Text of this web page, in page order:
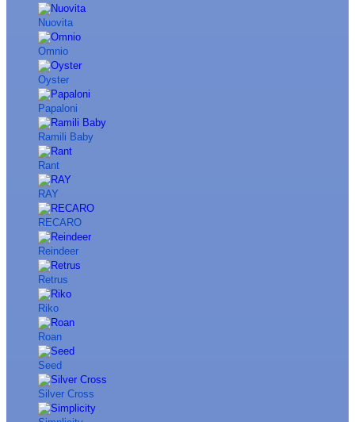
Nuovita
Omnio
Oyster
Papaloni
Ramili Baby
Rant
RAY
RECARO
Reindeer
Retrus
Riko
Roan
Seed
Silver Cross